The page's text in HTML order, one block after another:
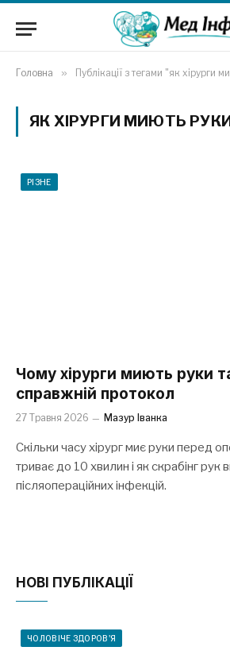
Головна » Публікації з тегами "як хірурги
ЯК ХІРУРГИ МИЮТЬ
РІЗНЕ
Чому хірурги миють руки
справжній протокол
27 Травня 2026 Мазур Іванка
Скільки часу хірург миє руки перед
триває до 10 хвилин і як скрабінг рук
післяопераційних інфекцій.
НОВІ ПУБЛІКАЦІЇ
ЧОЛОВІЧЕ ЗДОРОВ'Я